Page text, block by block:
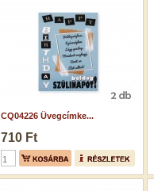
CQ04226 Üvegcímke...
710 Ft